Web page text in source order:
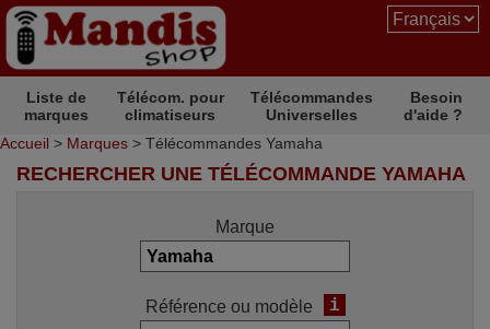
Liste de
marques
Télécom. pour
climatiseurs
Télécommandes
Universelles
Besoin
d'aide ?
Accueil > Marques > Télécommandes Yamaha
RECHERCHER UNE TÉLÉCOMMANDE YAMAHA
Marque
Référence ou modèle i